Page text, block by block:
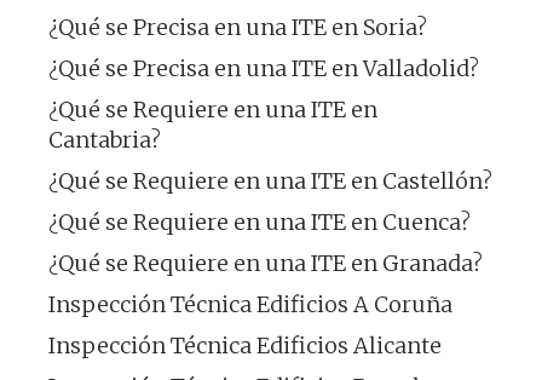
¿Qué se Precisa en una ITE en Soria?
¿Qué se Precisa en una ITE en Valladolid?
¿Qué se Requiere en una ITE en
Cantabria?
¿Qué se Requiere en una ITE en Castellón?
¿Qué se Requiere en una ITE en Cuenca?
¿Qué se Requiere en una ITE en Granada?
Inspección Técnica Edificios A Coruña
Inspección Técnica Edificios Alicante